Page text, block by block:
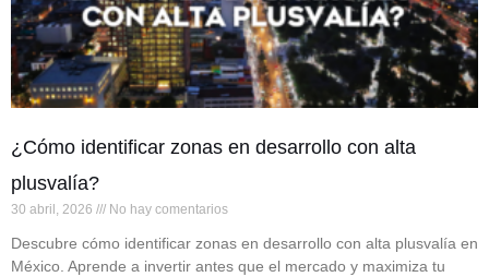
¿Cómo identificar zonas en desarrollo con alta
plusvalía?
30 abril, 2026 No hay comentarios
Descubre cómo identificar zonas en desarrollo con alta plusvalía en
México. Aprende a invertir antes que el mercado y maximiza tu